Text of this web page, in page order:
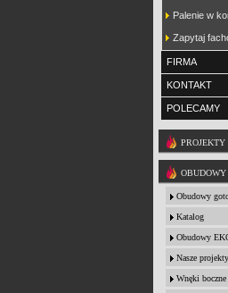
Palenie w
Zapytaj
FIRMA
KONTAKT
POLECAMY
PROJEKTY
OBUDOWY
Obudowy
Katalog
Obudowy
Nasze projekty
Wnęki boczne